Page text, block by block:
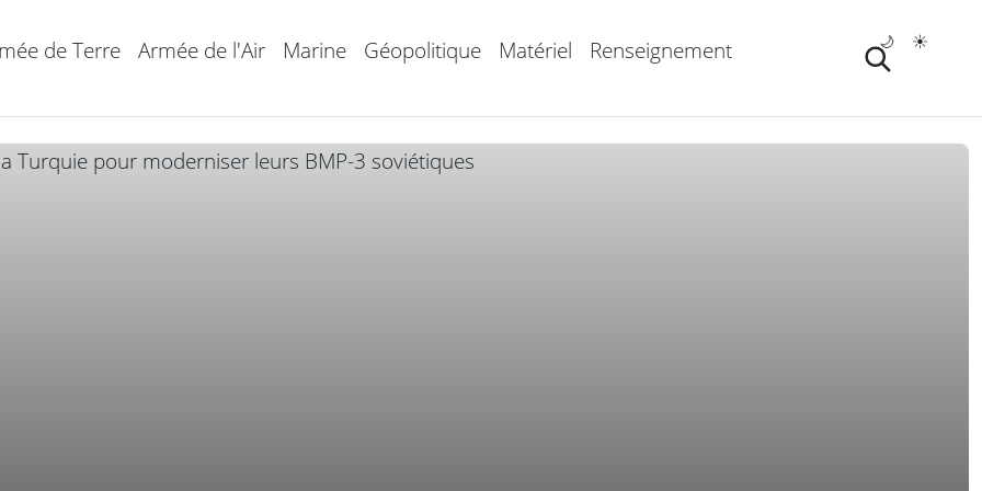
de Terre Armée de l'Air Marine Géopolitique Matériel Renseignement ☀️
🌙